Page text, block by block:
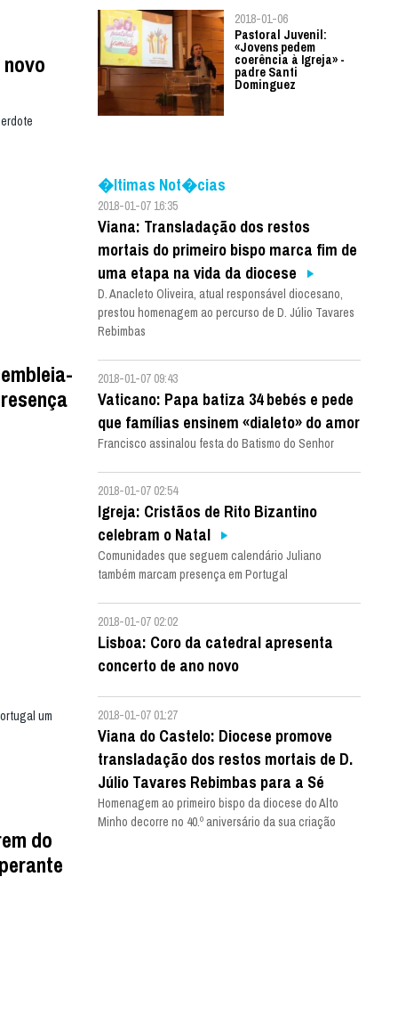
um
do
2018-01-06
Pastoral Juvenil:
«Jovens pedem
coerência à Igreja» -
padre Santi
Dominguez
�ltimas Not�cias
2018-01-07 16:35
Viana: Transladação dos restos
mortais do primeiro bispo marca fim de
uma etapa na vida da diocese
D. Anacleto Oliveira, atual responsável diocesano,
prestou homenagem ao percurso de D. Júlio Tavares
Rebimbas
2018-01-07 09:43
Vaticano: Papa batiza 34 bebés e pede
que famílias ensinem «dialeto» do amor
Francisco assinalou festa do Batismo do Senhor
2018-01-07 02:54
Igreja: Cristãos de Rito Bizantino
celebram o Natal
Comunidades que seguem calendário Juliano
também marcam presença em Portugal
2018-01-07 02:02
Lisboa: Coro da catedral apresenta
concerto de ano novo
2018-01-07 01:27
Viana do Castelo: Diocese promove
transladação dos restos mortais de D.
Júlio Tavares Rebimbas para a Sé
Homenagem ao primeiro bispo da diocese do Alto
Minho decorre no 40.º aniversário da sua criação